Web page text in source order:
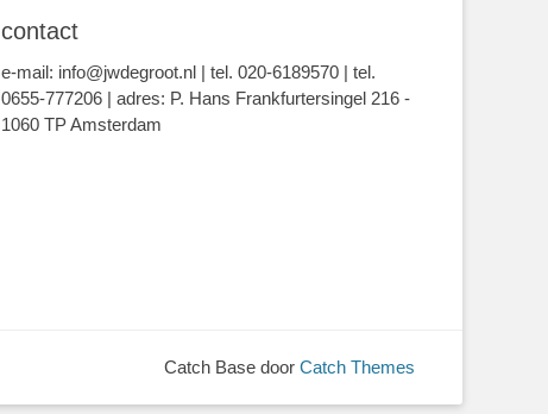
contact
e-mail: info@jwdegroot.nl | tel. 020-6189570 | tel.
0655-777206 | adres: P. Hans Frankfurtersingel 216 -
1060 TP Amsterdam
Catch Base door Catch Themes